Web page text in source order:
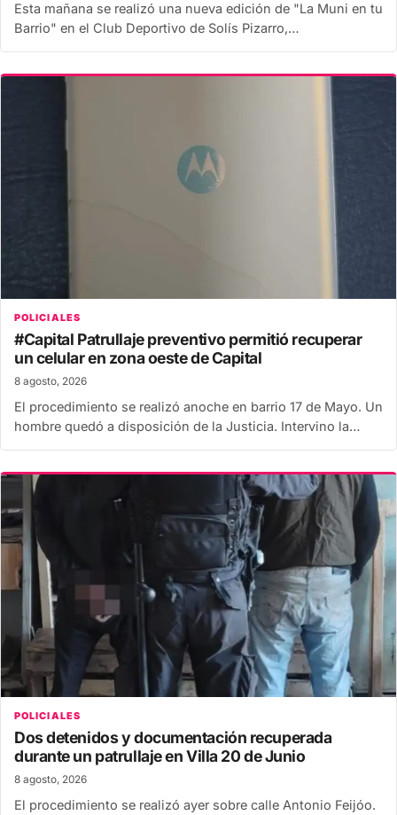
Esta mañana se realizó una nueva edición de "La Muni en tu
Barrio" en el Club Deportivo de Solís Pizarro,…
POLICIALES
#Capital Patrullaje preventivo permitió recuperar
un celular en zona oeste de Capital
8 agosto, 2026
El procedimiento se realizó anoche en barrio 17 de Mayo. Un
hombre quedó a disposición de la Justicia. Intervino la…
POLICIALES
Dos detenidos y documentación recuperada
durante un patrullaje en Villa 20 de Junio
8 agosto, 2026
El procedimiento se realizó ayer sobre calle Antonio Feijóo.